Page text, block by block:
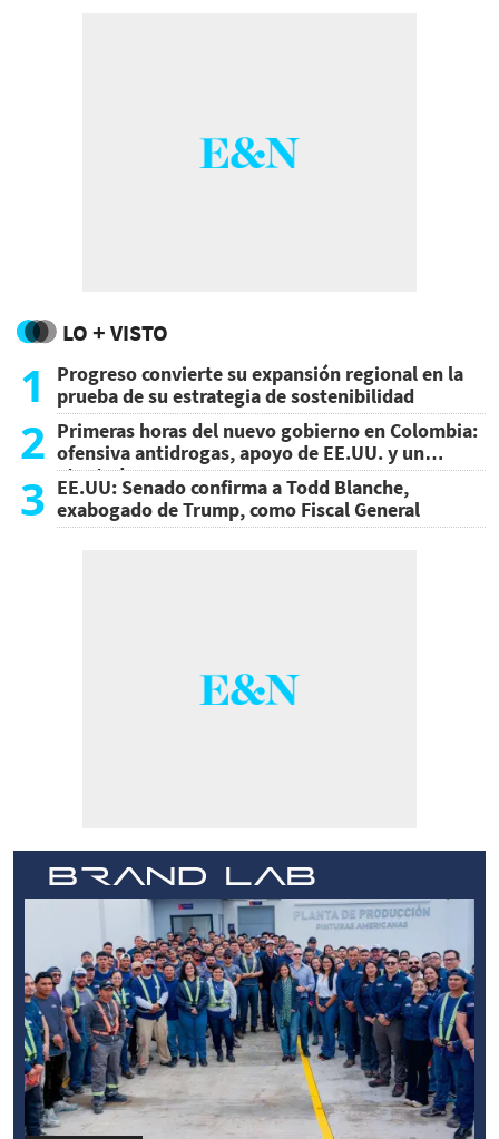
LO + VISTO
1
Progreso convierte su expansión regional en la
prueba de su estrategia de sostenibilidad
2 Primeras horas del nuevo gobierno en Colombia:
ofensiva antidrogas, apoyo de EE.UU. y un
atentado
3 EE.UU: Senado confirma a Todd Blanche,
exabogado de Trump, como Fiscal General